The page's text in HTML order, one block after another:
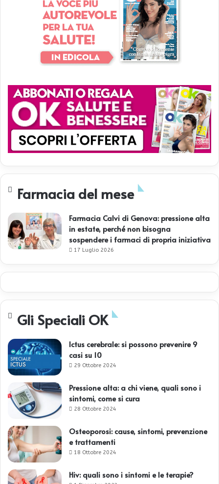
Farmacia del mese
Farmacia Calvi di Genova: pressione alta
in estate, perché non bisogna
sospendere i farmaci di propria iniziativa
17 Luglio 2026
Gli Speciali OK
Ictus cerebrale: si possono prevenire 9
casi su 10
29 Ottobre 2024
Pressione alta: a chi viene, quali sono i
sintomi, come si cura
28 Ottobre 2024
Osteoporosi: cause, sintomi, prevenzione
e trattamenti
18 Ottobre 2024
Hiv: quali sono i sintomi e le terapie?